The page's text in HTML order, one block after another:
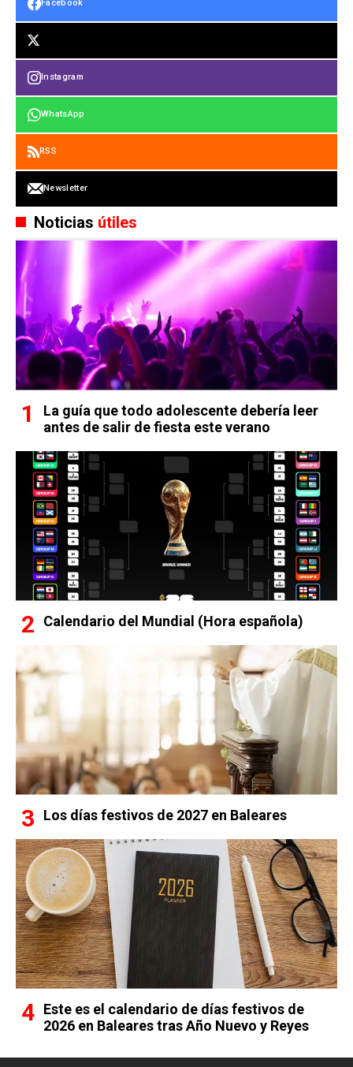
Facebook
Instagram
WhatsApp
RSS
Newsletter
Noticias útiles
La guía que todo adolescente debería leer
antes de salir de fiesta este verano
Calendario del Mundial (Hora española)
Los días festivos de 2027 en Baleares
Este es el calendario de días festivos de
2026 en Baleares tras Año Nuevo y Reyes